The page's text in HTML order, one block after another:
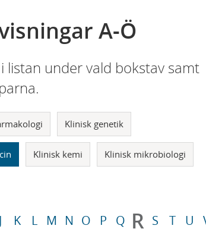
A-Ö
listan under vald bokstav samt
Klinisk genetik
Klinisk kemi Klinisk mikrobiologi
J K L M N O P Q R S T U